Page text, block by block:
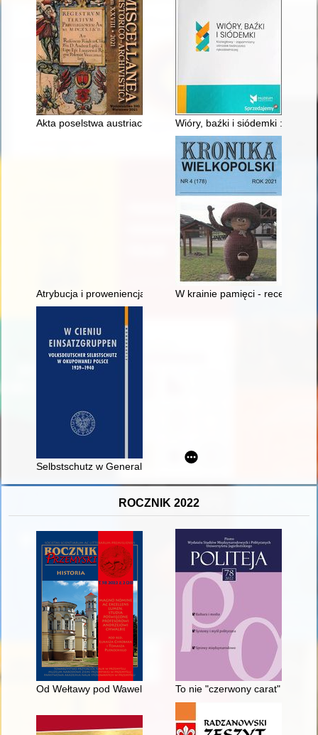
Akta poselstwa austriackiego w Warszawie z lat 1927-1935
Wióry, baźki i siódemki :
Atrybucja i proweniencja planu bazyliki ojców Bernardynów w
W krainie pamięci - recenzja]
Selbstschutz w Generalnym Gubernatorstwie
ROCZNIK 2022
Od Wełtawy pod Wawel : korespondencja ks. Václava
To nie "czerwony carat" :